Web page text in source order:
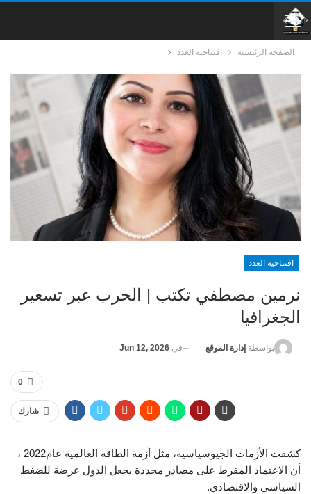
الصفحة الرئيسية افتتاحية العدد
افتتاحية العدد
نرمين مصطفي تكتب | الحرب عبر تسعير
الجغرافيا
بواسطة إدارة الموقع في Jun 12, 2026
0
شارك
كشفت الأزمات الجيوسياسية، مثل أزمة الطاقة العالمية عام2022 ،
أن الاعتماد المفرط على مصادر محددة يجعل الدول عرضة للضغط
السياسي والاقتصادي.